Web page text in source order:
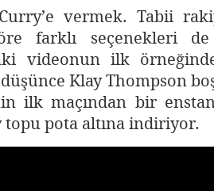
vermek. Tabii
farklı seçenekleri de
videonun ilk
Klay Thompson
ilk maçından bir
topu pota altına indiriyor.